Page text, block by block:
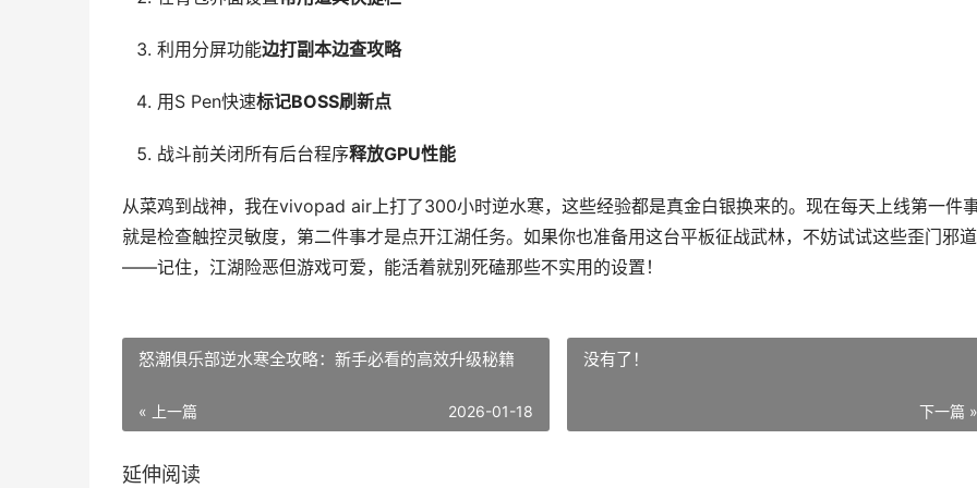
利用分屏功能边打副本边查攻略
用S Pen快速标记BOSS刷新点
战斗前关闭所有后台程序释放GPU性能
从菜鸡到战神，我在vivopad air上打了300小时逆水寒，这些经验都是真金白银换来的。现在每天上线第一件
就是检查触控灵敏度，第二件事才是点开江湖任务。如果你也准备用这台平板征战武林，不妨试试这些歪门邪道
——记住，江湖险恶但游戏可爱，能活着就别死磕那些不实用的设置！
怒潮俱乐部逆水寒全攻略：新手必看的高效升级秘籍
« 上一篇 2026-01-18
没有了！
下一篇 »
延伸阅读